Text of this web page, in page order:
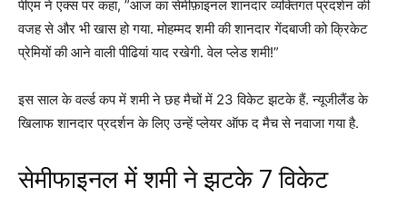
पीएम ने एक्स पर कहा, ”आज का सेमीफ़ाइनल शानदार व्यक्तिगत प्रदर्शन की
वजह से और भी खास हो गया. मोहम्मद शमी की शानदार गेंदबाजी को क्रिकेट
प्रेमियों की आने वाली पीढियां याद रखेगी. वेल प्लेड शमी!”
इस साल के वर्ल्ड कप में शमी ने छह मैचों में 23 विकेट झटके हैं. न्यूजीलैंड के
खिलाफ शानदार प्रदर्शन के लिए उन्हें प्लेयर ऑफ द मैच से नवाजा गया है.
सेमीफाइनल में शमी ने झटके 7 विकेट